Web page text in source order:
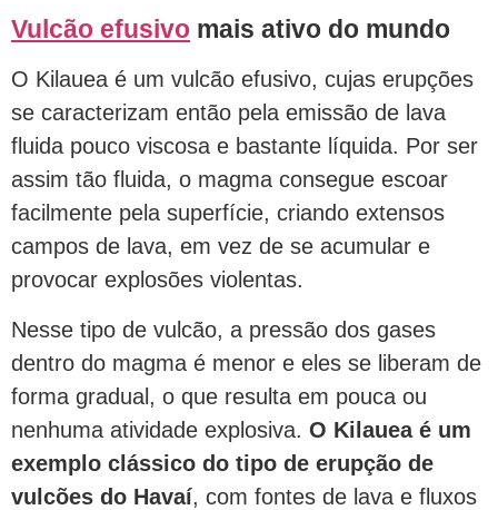
Vulcão efusivo mais ativo do mundo
O Kilauea é um vulcão efusivo, cujas erupções
se caracterizam então pela emissão de lava
fluida pouco viscosa e bastante líquida. Por ser
assim tão fluida, o magma consegue escoar
facilmente pela superfície, criando extensos
campos de lava, em vez de se acumular e
provocar explosões violentas.
Nesse tipo de vulcão, a pressão dos gases
dentro do magma é menor e eles se liberam de
forma gradual, o que resulta em pouca ou
nenhuma atividade explosiva. O Kilauea é um
exemplo clássico do tipo de erupção de
vulcões do Havaí, com fontes de lava e fluxos